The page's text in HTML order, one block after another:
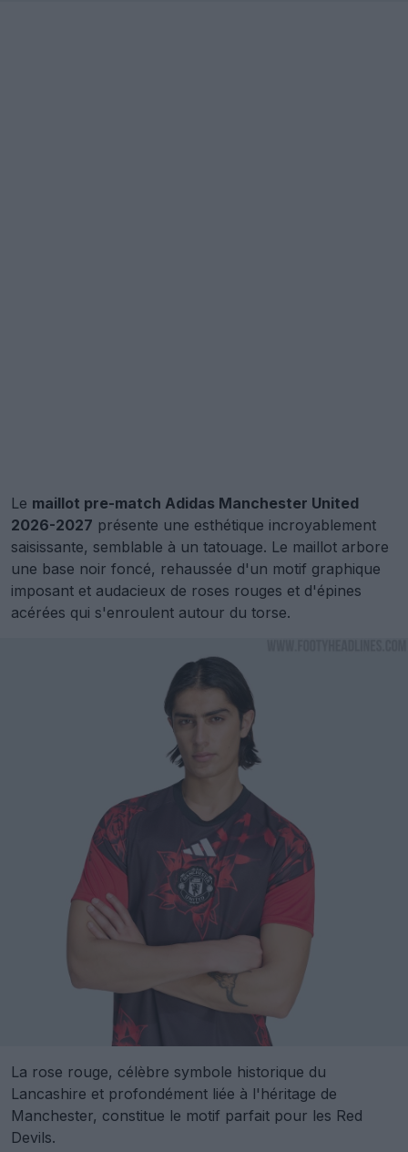
Le maillot pre-match Adidas Manchester United
2026-2027 présente une esthétique incroyablement
saisissante, semblable à un tatouage. Le maillot arbore
une base noir foncé, rehaussée d'un motif graphique
imposant et audacieux de roses rouges et d'épines
acérées qui s'enroulent autour du torse.
La rose rouge, célèbre symbole historique du
Lancashire et profondément liée à l'héritage de
Manchester, constitue le motif parfait pour les Red
Devils.